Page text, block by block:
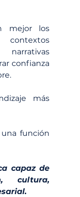
mejor los
narrativas
confianza
más
función
capaz de
cultura,